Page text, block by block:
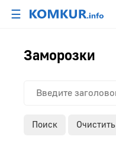
☰
Заморозки
Поиск Очистить